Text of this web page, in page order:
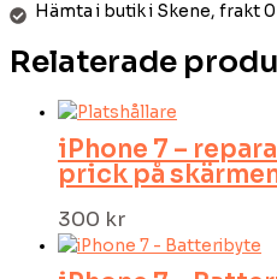
Hämta i butik i Skene, frakt
Relaterade
iPhone 7 –
prick på
300 kr